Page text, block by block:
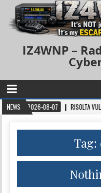
IZ4WNP –
NEWS
2026-08-07 RISOLTA
Tag: